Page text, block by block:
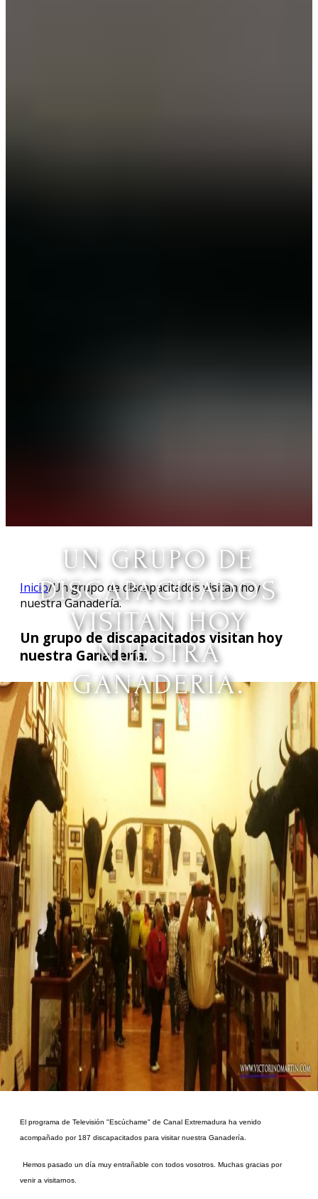
UN GRUPO DE
DISCAPACITADOS
VISITAN HOY
NUESTRA
GANADERÍA.
Inicio/Un grupo de discapacitados visitan hoy
nuestra Ganadería.
Un grupo de discapacitados visitan hoy
nuestra Ganadería.
El programa de Televisión "Escúchame" de Canal Extremadura ha venido
acompañado por 187 discapacitados para visitar nuestra Ganadería.
Hemos pasado un día muy entrañable con todos vosotros. Muchas gracias por
venir a visitarnos.